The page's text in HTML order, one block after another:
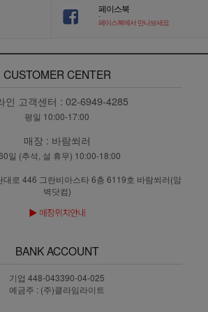
페이스북
-
페이스북에서 만나보세요
CUSTOMER CENTER
인 고객센터 : 02-6949-4285
평일 10:00-17:00
매장 : 바람쐬러
일 (추석, 설 휴무) 10:00-18:00
대로 446 그란비아스타 6층 6119호 바람쐬러(암
벽닷컴)
BANK ACCOUNT
기업 448-043390-04-025
예금주 : (주)클라임라이트